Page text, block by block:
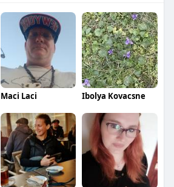
Maci Laci Ibolya Kovacsne